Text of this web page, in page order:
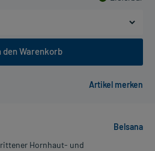
den Warenkorb
Belsana
Hornhaut- und